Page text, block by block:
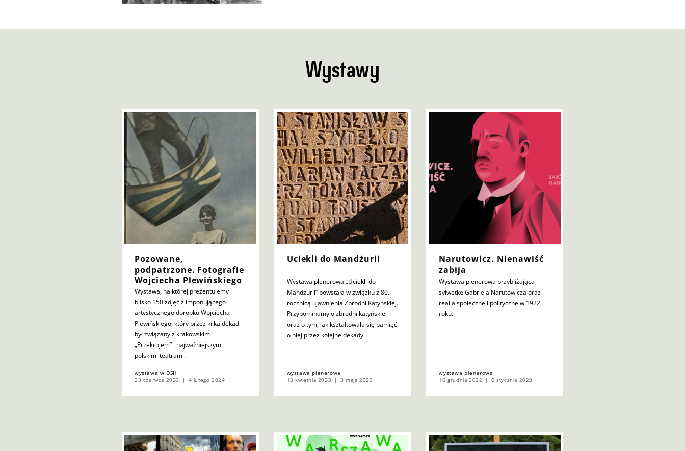
Wystawy
Pozowane,
podpatrzone. Fotografie
Wojciecha Plewińskiego
Wystawa, na której prezentujemy
blisko 150 zdjęć z imponującego
artystycznego dorobku Wojciecha
Plewińskiego, który przez kilka dekad
był związany z krakowskim
„Przekrojem” i najważniejszymi
polskimi teatrami.
wystawa w DSH
23 czerwca 2023
4 lutego 2024
Uciekli do Mandżurii
Wystawa plenerowa „Uciekli do
Mandżurii” powstała w związku z 80.
rocznicą ujawnienia Zbrodni Katyńskiej.
Przypominamy o zbrodni katyńskiej
oraz o tym, jak kształtowała się pamięć
o niej przez kolejne dekady.
wystawa plenerowa
13 kwietnia 2023
3 maja 2023
Narutowicz. Nienawiść
zabija
Wystawa plenerowa przybliżająca
sylwetkę Gabriela Narutowicza oraz
realia społeczne i polityczne w 1922
roku.
wystawa plenerowa
16 grudnia 2022
6 stycznia 2023